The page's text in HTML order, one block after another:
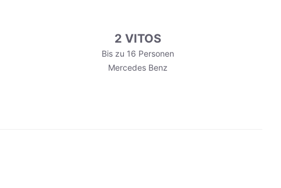
2 VITOS
Bis zu 16 Personen
Mercedes Benz